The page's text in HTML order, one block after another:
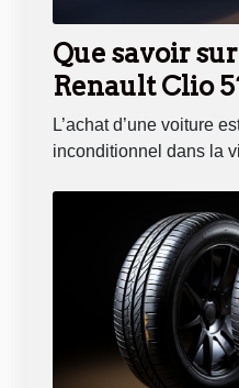
Que savoir
Renault Clio
L’achat d’une voiture
inconditionnel dans la